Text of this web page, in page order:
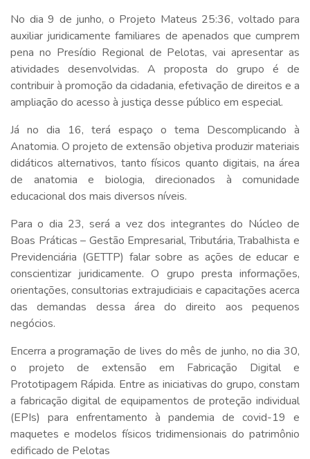
No dia 9 de junho, o Projeto Mateus 25:36, voltado para
auxiliar juridicamente familiares de apenados que cumprem
pena no Presídio Regional de Pelotas, vai apresentar as
atividades desenvolvidas. A proposta do grupo é de
contribuir à promoção da cidadania, efetivação de direitos e a
ampliação do acesso à justiça desse público em especial.
Já no dia 16, terá espaço o tema Descomplicando à
Anatomia. O projeto de extensão objetiva produzir materiais
didáticos alternativos, tanto físicos quanto digitais, na área
de anatomia e biologia, direcionados à comunidade
educacional dos mais diversos níveis.
Para o dia 23, será a vez dos integrantes do Núcleo de
Boas Práticas – Gestão Empresarial, Tributária, Trabalhista e
Previdenciária (GETTP) falar sobre as ações de educar e
conscientizar juridicamente. O grupo presta informações,
orientações, consultorias extrajudiciais e capacitações acerca
das demandas dessa área do direito aos pequenos
negócios.
Encerra a programação de lives do mês de junho, no dia 30,
o projeto de extensão em Fabricação Digital e
Prototipagem Rápida. Entre as iniciativas do grupo, constam
a fabricação digital de equipamentos de proteção individual
(EPIs) para enfrentamento à pandemia de covid-19 e
maquetes e modelos físicos tridimensionais do patrimônio
edificado de Pelotas